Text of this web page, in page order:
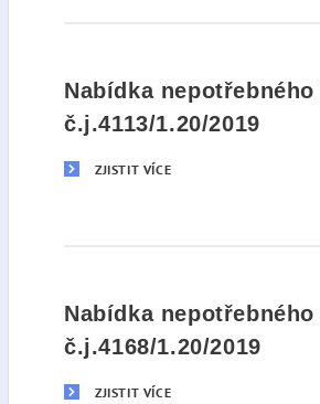
Nabídka
č.j.4113/1.20/2019
ZJISTIT VÍCE
Nabídka
č.j.4168/1.20/2019
ZJISTIT VÍCE